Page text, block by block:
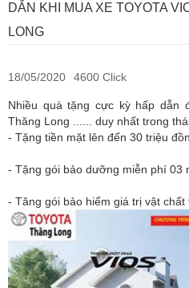
DẪN KHI MUA XE TOYOTA
LONG
18/05/2020 4600 Click
Nhiều quà tặng cực kỳ hấp dẫn
Thăng Long ...... duy nhất trong
- Tặng tiền mặt lên đến 30 triệu
- Tặng gói bảo dưỡng miễn phí 03
- Tăng gói bảo hiểm giá trị vật chất